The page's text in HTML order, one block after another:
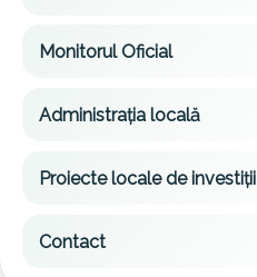
Monitorul Oficial
Administrația locală
Proiecte locale de investiții
Contact